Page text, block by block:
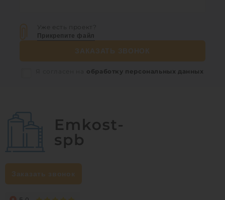
Уже есть проект?
Прикрепите файл
обработку персональных данных